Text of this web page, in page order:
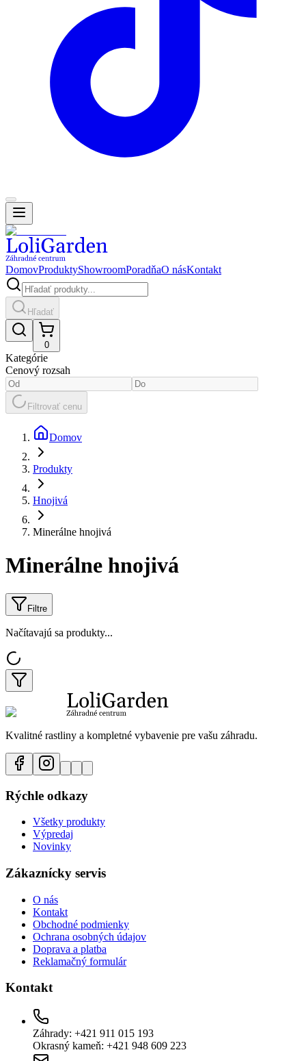
DomovProduktyShowroomPoradňaO násKontakt
Hľadať
0
Kategórie
Cenový rozsah
Filtrovať cenu
Domov
Produkty
Hnojivá
Minerálne hnojivá
Minerálne hnojivá
Filtre
Načítavajú sa produkty...
Kvalitné rastliny a kompletné vybavenie pre vašu záhradu.
Rýchle odkazy
Všetky produkty
Výpredaj
Novinky
Zákaznícky servis
O nás
Kontakt
Obchodné podmienky
Ochrana osobných údajov
Doprava a platba
Reklamačný formulár
Kontakt
Záhrady: +421 911 015 193
Okrasný kameň: +421 948 609 223